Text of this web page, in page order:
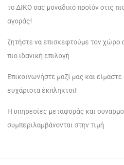
το ΔΙΚΟ σας μοναδικό προϊόν στις
αγοράς!
ζητήστε να επισκεφτούμε τον χώρο
πιο ιδανική επιλογή
Επικοινωνήστε μαζί μας και είμαστε
ευχάριστα έκπληκτοι!
Η υπηρεσίες μεταφοράς και
συμπεριλαμβάνονται στην τιμή